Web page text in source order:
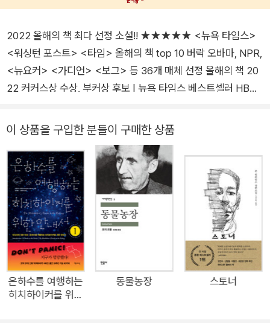
2022 올해의 책 최다 선정 소설!! ★★★★★ <뉴욕 타임스>
<워싱턴 포스트> <타임> 올해의 책 top 10 버락 오바마, NPR,
<뉴요커> <가디언> <보그> 등 36개 매체 선정 올해의 책 20
22 커커스상 수상, 부커상 후보 | 뉴욕 타임스 베스트셀러 HBO
이라는 허상, 그리고 남편과 아내라는 역할. 작가 에르난 디아스
냐고 되묻는다. 지독히 현실적이면서 놀라울 만큼 환상적인 소설
이다. 정한아(소설가) 믿음 그 자체가 현실이라면, 믿음을 조정하
고 구부리는 일에 나서야 하는가, 혹은 막아야 하는가. 깊고 지적
인 질문을 매끄러운 이야기에 담아낸 솜씨에 찬사를 보낸다. 장강
명(소설가) 첫 작품 『먼 곳에서』(2017)가 퓰리처상 최종후보에
오르며 단숨에 미국 문단과 전 세계의 주목을 받은 젊은 거장 에
르난 디아스. 그가 두번째 장편소설 『트러스트』로 국내에 첫선을
보인다. 2022년 미국에서 출간된 이 작품은 연말 각종 언론 매체
가 선정하는 올해의 책 리스트에 거의 빠짐없이 이름을 올렸다.
이 상품을 구입한 분들이 구매한 상품
은하수를 여행하는
히치하이커를 위한
동물농장 스토너